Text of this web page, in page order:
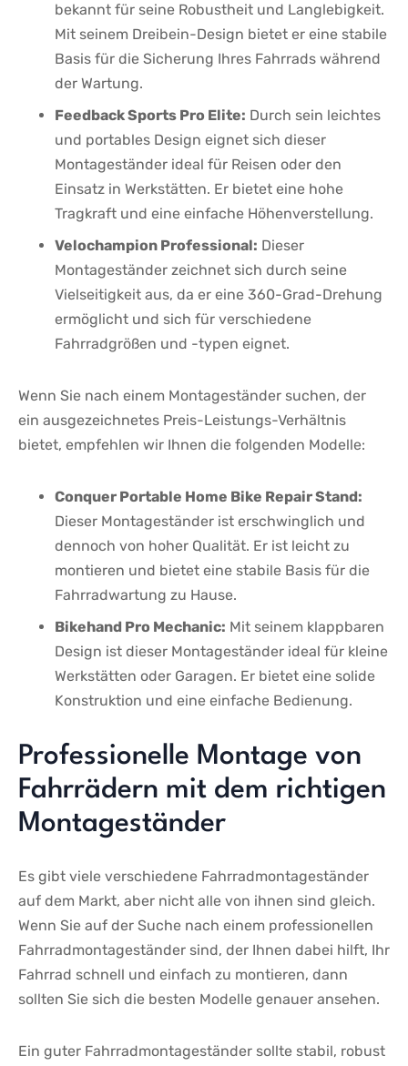
bekannt für​ seine‌ Robustheit ‍und Langlebigkeit.
Mit seinem Dreibein-Design bietet ⁤er eine stabile
Basis für die Sicherung Ihres⁣ Fahrrads während
der ⁤Wartung.
Feedback Sports Pro Elite: Durch​ sein ⁤leichtes
und portables ⁤Design‍ eignet sich dieser
Montageständer ideal für Reisen oder den
Einsatz ​in Werkstätten. ​Er bietet eine hohe
Tragkraft ⁤und eine ⁢einfache Höhenverstellung.
Velochampion Professional: Dieser
⁣Montageständer zeichnet sich durch​ seine
Vielseitigkeit aus, da er eine 360-Grad-Drehung
ermöglicht und sich für verschiedene
Fahrradgrößen und -typen eignet.
Wenn Sie ⁢nach einem​ Montageständer‌ suchen, der
ein⁤ ausgezeichnetes Preis-Leistungs-Verhältnis
bietet, empfehlen wir Ihnen die folgenden⁢ Modelle:
Conquer ⁢Portable Home‌ Bike Repair Stand:
Dieser ⁣Montageständer ist erschwinglich und
dennoch von ⁤hoher Qualität. Er ist leicht zu
montieren und bietet eine stabile‍ Basis für die
Fahrradwartung zu Hause.
Bikehand ​Pro Mechanic: Mit seinem klappbaren
Design ist dieser Montageständer ideal für ‍kleine
Werkstätten oder ​Garagen. Er bietet eine​ solide
Konstruktion und eine einfache Bedienung.
Professionelle Montage ‍von
Fahrrädern ⁤mit dem richtigen
‌Montageständer
Es gibt viele verschiedene Fahrradmontageständer
auf dem Markt, aber ‍nicht alle von ⁤ihnen sind gleich.
Wenn Sie auf der Suche nach einem professionellen
Fahrradmontageständer sind, der Ihnen ⁣dabei hilft, ⁤Ihr
Fahrrad schnell ⁣und einfach zu montieren, dann
sollten Sie sich die besten Modelle genauer ansehen.
Ein guter Fahrradmontageständer sollte stabil, robust⁢